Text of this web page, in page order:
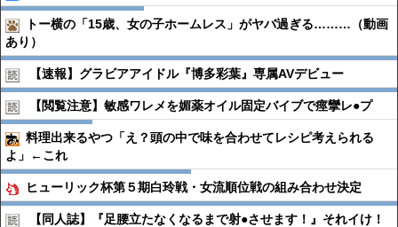
トー横の「15歳、女の子ホームレス」がヤバ過ぎる………（動画
あり）
【速報】グラビアアイドル『博多彩葉』専属AVデビュー
【閲覧注意】敏感ワレメを媚薬オイル固定バイブで痙攣レ●︎プ
料理出来るやつ「え？頭の中で味を合わせてレシピ考えられる
よ」←これ
ヒューリック杯第５期白玲戦・女流順位戦の組み合わせ決定
【同人誌】『足腰立たなくなるまで射●︎させます！』それイけ！